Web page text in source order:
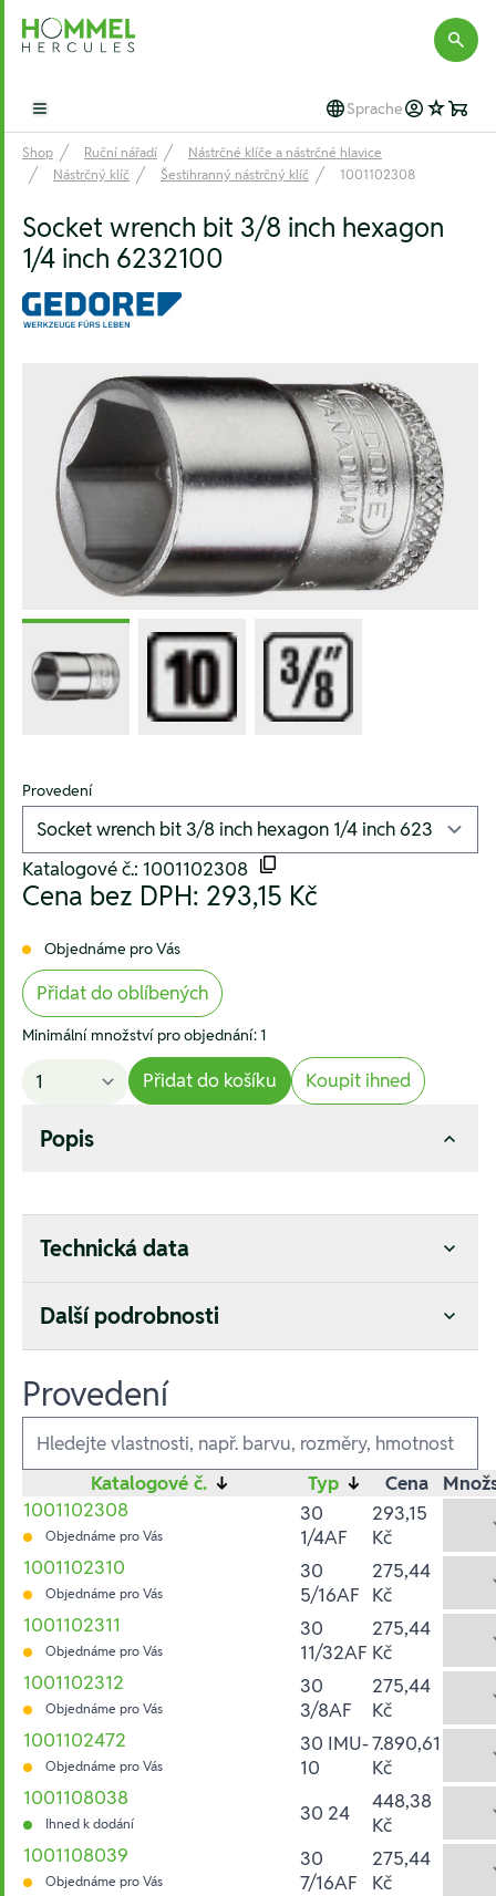
Hommel Hercules
Open main menu Sprache
Shop Ruční nářadí
Nástrčné klíče a nástrčné hlavice
Nástrčný klíč
Šestihranný nástrčný klíč 1001102308
Socket wrench bit 3/8 inch hexagon
1/4 inch 6232100
Provedení
Katalogové č.: 1001102308
Cena bez DPH: 293,15 Kč
Objednáme pro Vás
Přidat do oblíbených
Minimální množství pro objednání: 1
Přidat do košíku Koupit ihned
Popis
Technická data
Další podrobnosti
Provedení
Ausführungen
Katalogové č. ↓ Typ ↓ Cena
1001102308
Objednáme pro Vás
30
1/4AF
293,15
Kč
1001102310
Objednáme pro Vás
30
5/16AF
275,44
Kč
1001102311
Objednáme pro Vás
30
11/32AF
275,44
Kč
1001102312
Objednáme pro Vás
30
3/8AF
275,44
Kč
1001102472
Objednáme pro Vás
30 IMU-
10
7.890,61
Kč
1001108038
Ihned k dodání 30 24
448,38
Kč
1001108039
Objednáme pro Vás
30
7/16AF
275,44
Kč